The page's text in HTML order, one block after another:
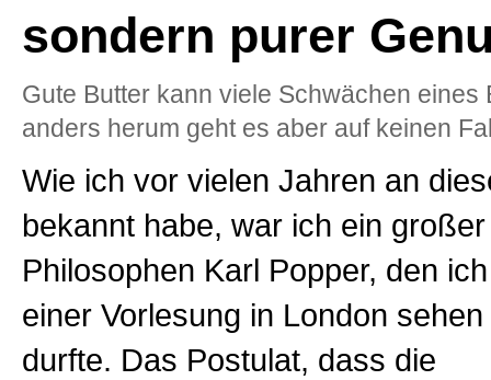
sondern purer
Gute Butter kann viele Schwächen eines
anders herum geht es aber auf keinen
Wie ich vor vielen Jahren an
bekannt habe, war ich ein
Philosophen Karl Popper, den
einer Vorlesung in London
durfte. Das Postulat, dass die